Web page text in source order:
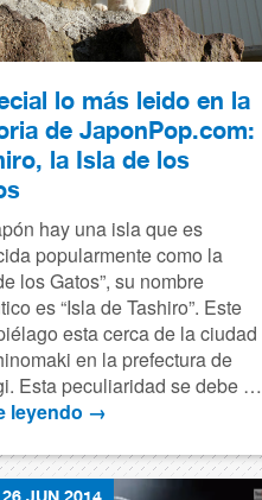
lo más leido en la
de JaponPop.com:
la Isla de los
hay una isla que es
popularmente como la
los Gatos”, su nombre
es “Isla de Tashiro”. Este
esta cerca de la ciudad
en la prefectura de
Esta peculiaridad se debe …
leyendo →
JUN 2014